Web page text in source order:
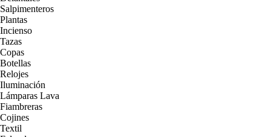
Salpimenteros
Plantas
Incienso
Tazas
Copas
Botellas
Relojes
Iluminación
Lámparas Lava
Fiambreras
Cojines
Textil